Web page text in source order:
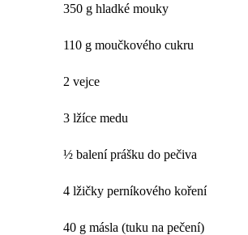
350 g hladké mouky
110 g moučkového cukru
2 vejce
3 lžíce medu
½ balení prášku do pečiva
4 lžičky perníkového koření
40 g másla (tuku na pečení)